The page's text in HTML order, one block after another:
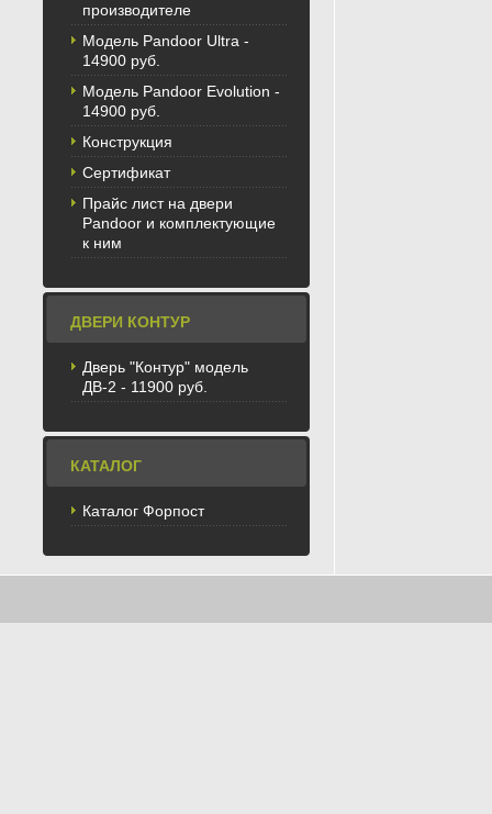
производителе
Модель Pandoor Ultra -
14900 руб.
Модель Pandoor Evolution -
14900 руб.
Конструкция
Сертификат
Прайс лист на двери
Pandoor и комплектующие
к ним
ДВЕРИ КОНТУР
Дверь "Контур" модель
ДВ-2 - 11900 руб.
КАТАЛОГ
Каталог Форпост